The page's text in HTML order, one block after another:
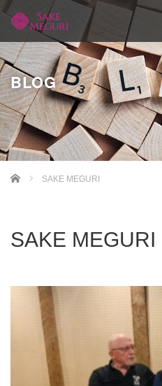
BLOG
Home SAKE MEGURI
SAKE MEGURI